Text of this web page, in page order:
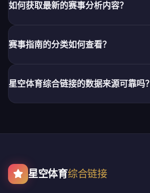
如何获取最新的赛事分析内容？
赛事指南的分类如何查看？
星空体育综合链接的数据来源可靠吗？
星空体育综合链接